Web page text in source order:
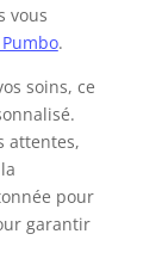
vous
.
soins, ce
attentes,
pour
garantir